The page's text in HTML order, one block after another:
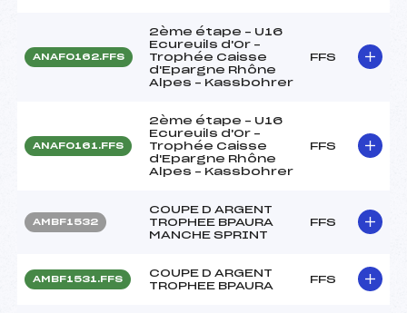
ANAF0162.FFS
2ème étape – U16
Ecureuils d'Or –
Trophée Caisse
d'Epargne Rhône
Alpes – Kassbohrer
FFS
ANAF0161.FFS
2ème étape – U16
Ecureuils d'Or –
Trophée Caisse
d'Epargne Rhône
Alpes – Kassbohrer
FFS
AMBF1532
COUPE D ARGENT
TROPHEE BPAURA
MANCHE SPRINT
FFS
AMBF1531.FFS
COUPE D ARGENT
TROPHEE BPAURA
FFS